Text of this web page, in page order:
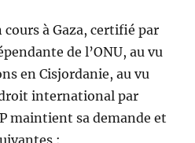
cours à Gaza, certifié par
de l’ONU, au vu
en Cisjordanie, au vu
international par
maintient sa demande et